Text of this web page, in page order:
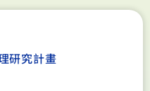
研究計畫